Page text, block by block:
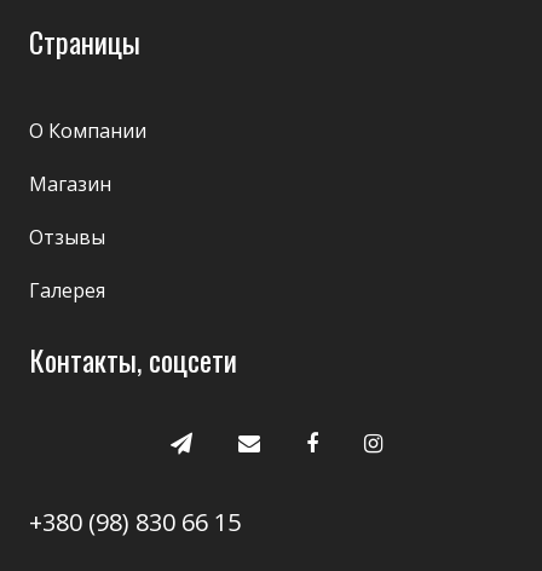
Страницы
О Компании
Магазин
Отзывы
Галерея
Контакты, соцсети
+380 (98) 830 66 15